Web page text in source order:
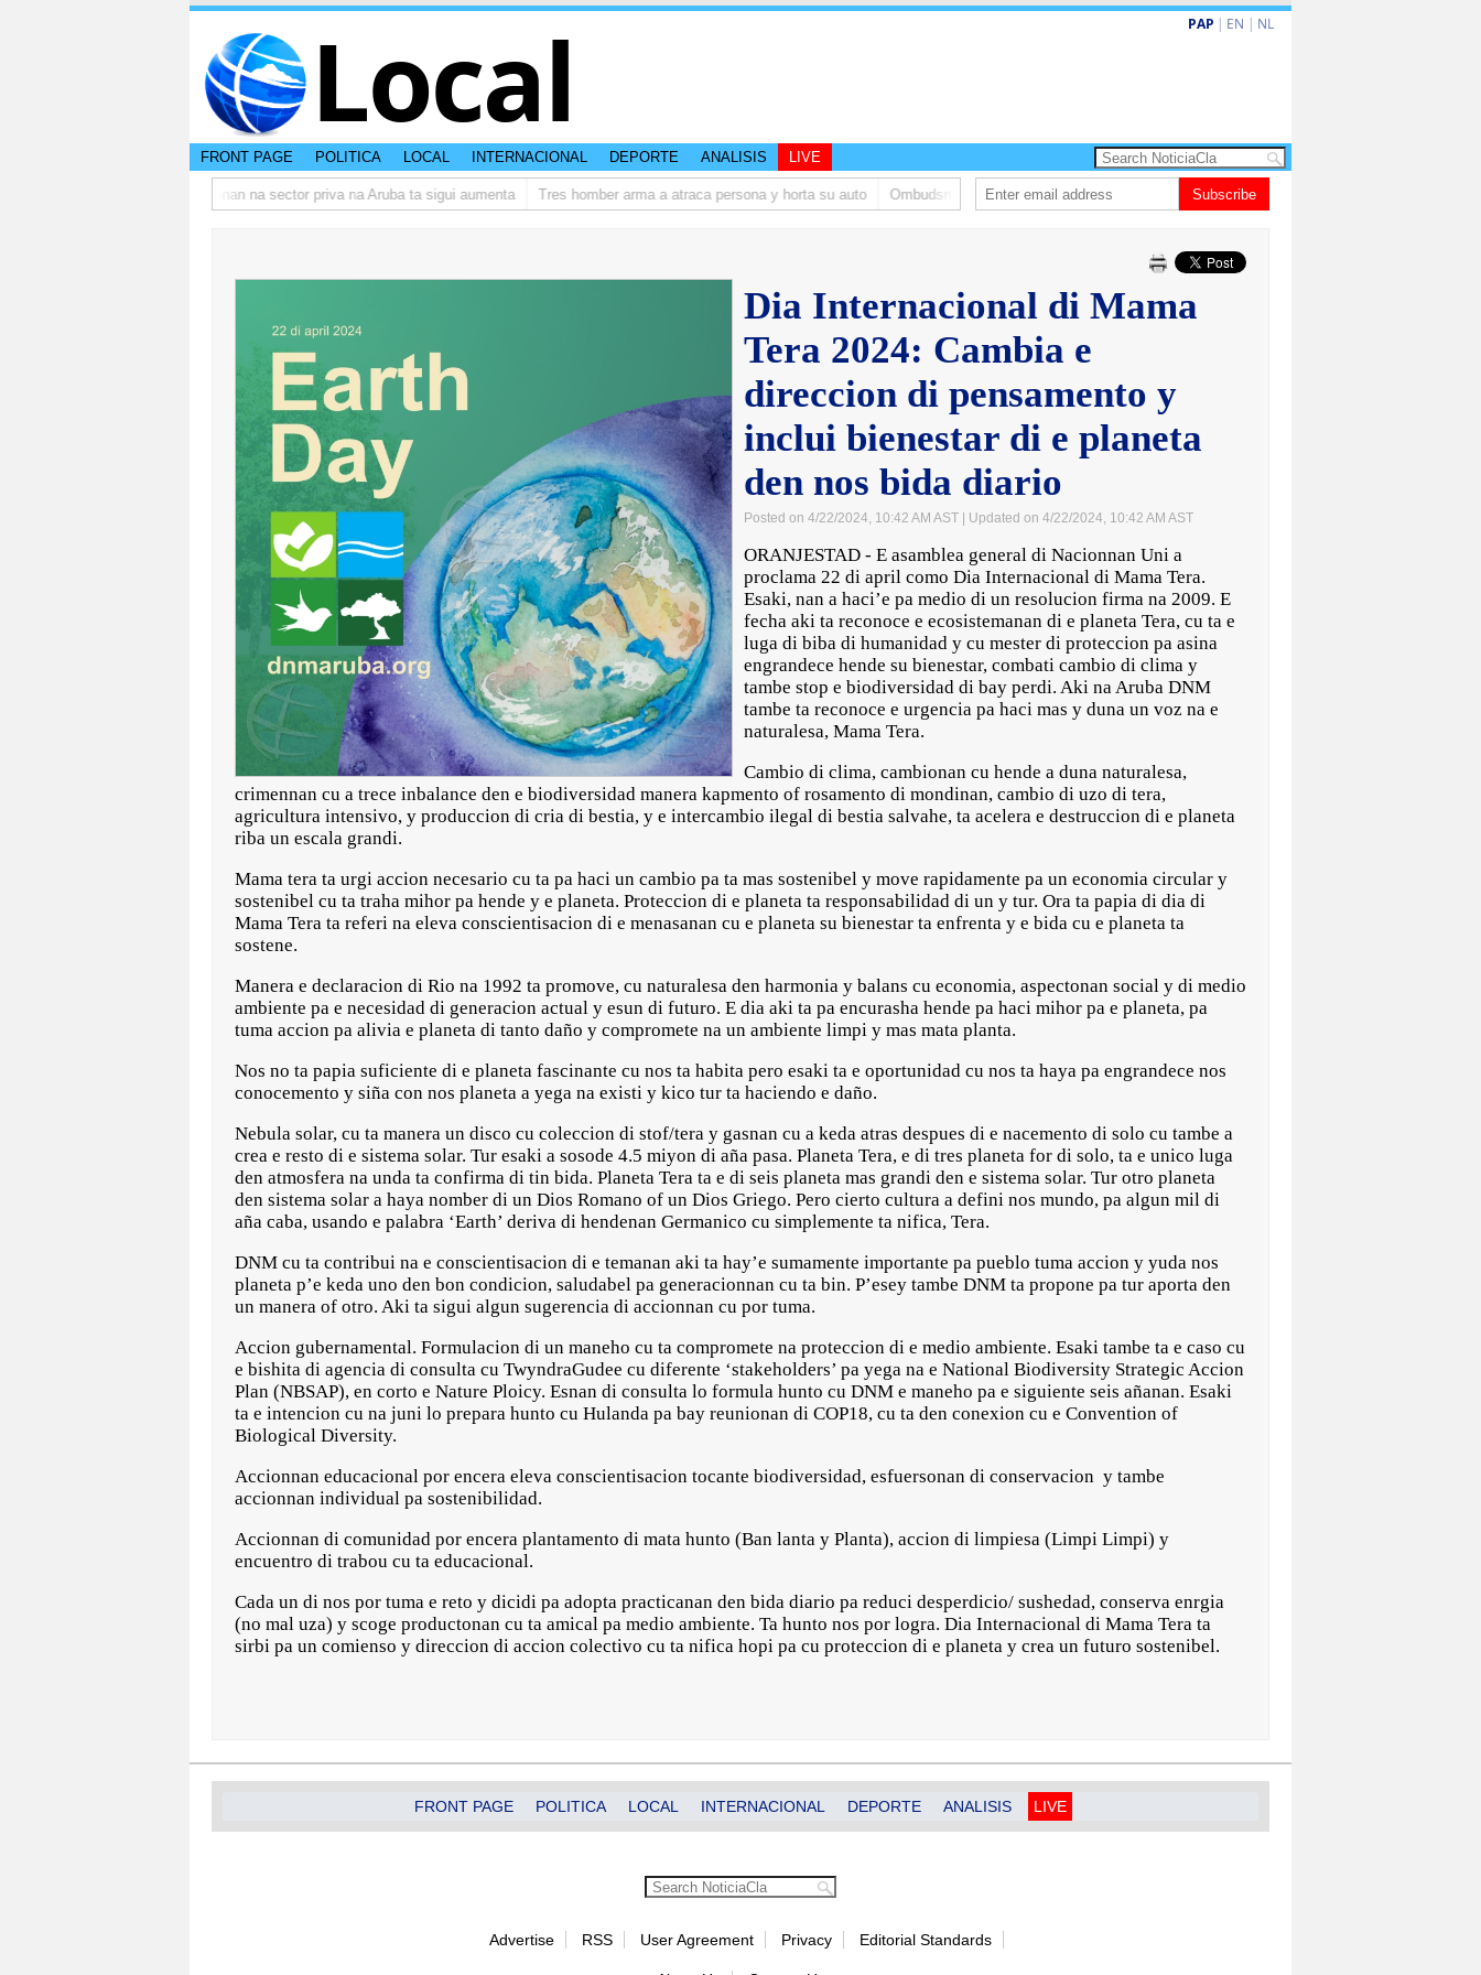
Local PAP | EN | NL
FRONT PAGE POLITICA LOCAL INTERNACIONAL DEPORTE ANALISIS LIVE
Prestamonan na sector priva na Aruba ta sigui aumenta Tres homber arma a atraca persona y horta su auto Ombudsman ta bishita barionan pa atende kehonan di ciudadano
Subscribe
Dia Internacional di Mama
Tera 2024: Cambia e
direccion di pensamento y
inclui bienestar di e planeta
den nos bida diario
Posted on 4/22/2024, 10:42 AM AST | Updated on 4/22/2024, 10:42 AM AST
ORANJESTAD - E asamblea general di Nacionnan Uni a
proclama 22 di april como Dia Internacional di Mama Tera.
Esaki, nan a haci’e pa medio di un resolucion firma na 2009. E
fecha aki ta reconoce e ecosistemanan di e planeta Tera, cu ta e
luga di biba di humanidad y cu mester di proteccion pa asina
engrandece hende su bienestar, combati cambio di clima y
tambe stop e biodiversidad di bay perdi. Aki na Aruba DNM
tambe ta reconoce e urgencia pa haci mas y duna un voz na e
naturalesa, Mama Tera.
Cambio di clima, cambionan cu hende a duna naturalesa,
crimennan cu a trece inbalance den e biodiversidad manera kapmento of rosamento di mondinan, cambio di uzo di tera,
agricultura intensivo, y produccion di cria di bestia, y e intercambio ilegal di bestia salvahe, ta acelera e destruccion di e planeta
riba un escala grandi.
Mama tera ta urgi accion necesario cu ta pa haci un cambio pa ta mas sostenibel y move rapidamente pa un economia circular y
sostenibel cu ta traha mihor pa hende y e planeta. Proteccion di e planeta ta responsabilidad di un y tur. Ora ta papia di dia di
Mama Tera ta referi na eleva conscientisacion di e menasanan cu e planeta su bienestar ta enfrenta y e bida cu e planeta ta
sostene.
Manera e declaracion di Rio na 1992 ta promove, cu naturalesa den harmonia y balans cu economia, aspectonan social y di medio
ambiente pa e necesidad di generacion actual y esun di futuro. E dia aki ta pa encurasha hende pa haci mihor pa e planeta, pa
tuma accion pa alivia e planeta di tanto daño y compromete na un ambiente limpi y mas mata planta.
Nos no ta papia suficiente di e planeta fascinante cu nos ta habita pero esaki ta e oportunidad cu nos ta haya pa engrandece nos
conocemento y siña con nos planeta a yega na existi y kico tur ta haciendo e daño.
Nebula solar, cu ta manera un disco cu coleccion di stof/tera y gasnan cu a keda atras despues di e nacemento di solo cu tambe a
crea e resto di e sistema solar. Tur esaki a sosode 4.5 miyon di aña pasa. Planeta Tera, e di tres planeta for di solo, ta e unico luga
den atmosfera na unda ta confirma di tin bida. Planeta Tera ta e di seis planeta mas grandi den e sistema solar. Tur otro planeta
den sistema solar a haya nomber di un Dios Romano of un Dios Griego. Pero cierto cultura a defini nos mundo, pa algun mil di
aña caba, usando e palabra ‘Earth’ deriva di hendenan Germanico cu simplemente ta nifica, Tera.
DNM cu ta contribui na e conscientisacion di e temanan aki ta hay’e sumamente importante pa pueblo tuma accion y yuda nos
planeta p’e keda uno den bon condicion, saludabel pa generacionnan cu ta bin. P’esey tambe DNM ta propone pa tur aporta den
un manera of otro. Aki ta sigui algun sugerencia di accionnan cu por tuma.
Accion gubernamental. Formulacion di un maneho cu ta compromete na proteccion di e medio ambiente. Esaki tambe ta e caso cu
e bishita di agencia di consulta cu TwyndraGudee cu diferente ‘stakeholders’ pa yega na e National Biodiversity Strategic Accion
Plan (NBSAP), en corto e Nature Ploicy. Esnan di consulta lo formula hunto cu DNM e maneho pa e siguiente seis añanan. Esaki
ta e intencion cu na juni lo prepara hunto cu Hulanda pa bay reunionan di COP18, cu ta den conexion cu e Convention of
Biological Diversity.
Accionnan educacional por encera eleva conscientisacion tocante biodiversidad, esfuersonan di conservacion y tambe
accionnan individual pa sostenibilidad.
Accionnan di comunidad por encera plantamento di mata hunto (Ban lanta y Planta), accion di limpiesa (Limpi Limpi) y
encuentro di trabou cu ta educacional.
Cada un di nos por tuma e reto y dicidi pa adopta practicanan den bida diario pa reduci desperdicio/ sushedad, conserva enrgia
(no mal uza) y scoge productonan cu ta amical pa medio ambiente. Ta hunto nos por logra. Dia Internacional di Mama Tera ta
sirbi pa un comienso y direccion di accion colectivo cu ta nifica hopi pa cu proteccion di e planeta y crea un futuro sostenibel.
FRONT PAGE POLITICA LOCAL INTERNACIONAL DEPORTE ANALISIS LIVE
Advertise RSS User Agreement Privacy Editorial Standards